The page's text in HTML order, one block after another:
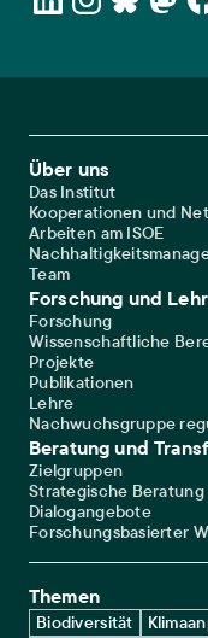
Footer Main Navigation
Über uns
Das Institut
Kooperationen und
Arbeiten am ISOE
Team
Forschung und
Forschung
Wissenschaftliche
Projekte
Publikationen
Lehre
Nachwuchsgruppe
Beratung und
Zielgruppen
Strategische Beratung
Dialogangebote
Forschungsbasierter
Themen
Biodiversität